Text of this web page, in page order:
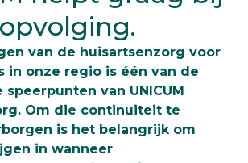
opvolging.
van de huisartsenzorg voor
in onze regio is één van de
van UNICUM
Om die continuiteit te
is het belangrijk om
in wanneer